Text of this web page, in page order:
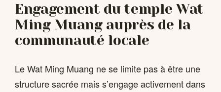
Engagement du temple Wat
Ming Muang auprès de la
communauté locale
Le Wat Ming Muang ne se limite pas à être une
structure sacrée mais s’engage activement dans